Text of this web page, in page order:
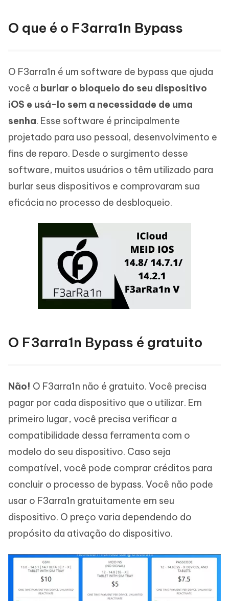
O que é o F3arra1n Bypass
O F3arra1n é um software de bypass que ajuda
você a burlar o bloqueio do seu dispositivo
iOS e usá-lo sem a necessidade de uma
senha. Esse software é principalmente
projetado para uso pessoal, desenvolvimento e
fins de reparo. Desde o surgimento desse
software, muitos usuários o têm utilizado para
burlar seus dispositivos e comprovaram sua
eficácia no processo de desbloqueio.
O F3arra1n Bypass é gratuito
Não! O F3arra1n não é gratuito. Você precisa
pagar por cada dispositivo que o utilizar. Em
primeiro lugar, você precisa verificar a
compatibilidade dessa ferramenta com o
modelo do seu dispositivo. Caso seja
compatível, você pode comprar créditos para
concluir o processo de bypass. Você não pode
usar o F3arra1n gratuitamente em seu
dispositivo. O preço varia dependendo do
propósito da ativação do dispositivo.